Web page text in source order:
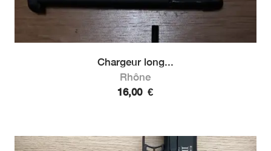
Chargeur long...
Rhône
16,00 €